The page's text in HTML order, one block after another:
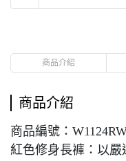
商品介紹
商品介紹
商品編號：
紅色修身長褲：以